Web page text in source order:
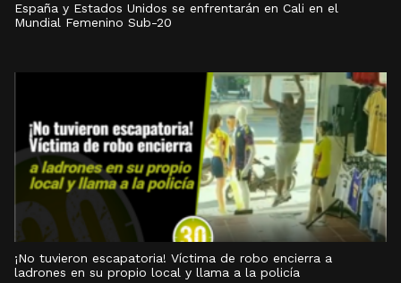
España y Estados Unidos se enfrentarán en Cali en el
Mundial Femenino Sub-20
¡No tuvieron escapatoria! Víctima de robo encierra a
ladrones en su propio local y llama a la policía